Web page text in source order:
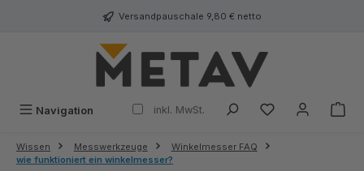
Versandpauschale 9,80 € netto
Navigation inkl. MwSt.
Wissen Messwerkzeuge
Winkelmesser FAQ
wie funktioniert ein winkelmesser?